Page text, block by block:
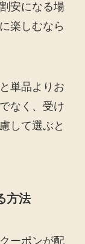
安になる場
楽しむなら
単品よりお
なく、受け
して選ぶと
方法
ーポンが配